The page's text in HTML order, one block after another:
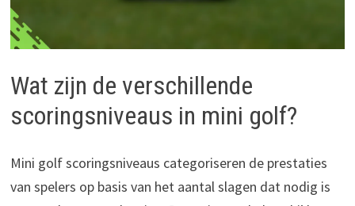
Wat zijn de verschillende
scoringsniveaus in mini golf?
Mini golf scoringsniveaus categoriseren de prestaties
van spelers op basis van het aantal slagen dat nodig is